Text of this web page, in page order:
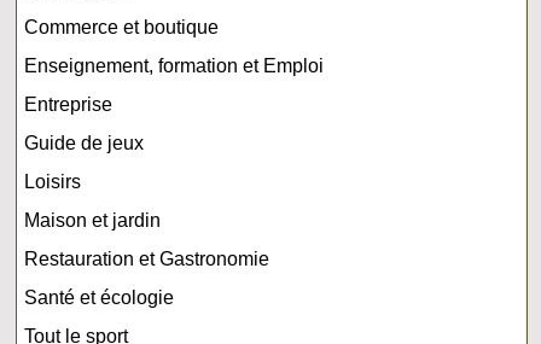
Commerce et boutique
Enseignement, formation et Emploi
Entreprise
Guide de jeux
Loisirs
Maison et jardin
Restauration et Gastronomie
Santé et écologie
Tout le sport